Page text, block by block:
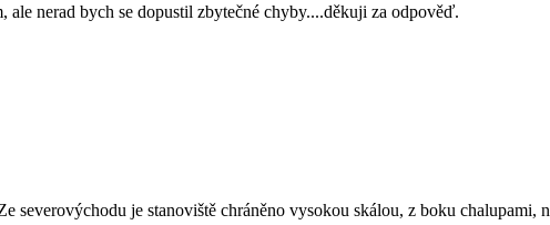
nerad bych se dopustil zbytečné chyby....děkuji za odpověď.
severovýchodu je stanoviště chráněno vysokou skálou, z boku chalupami,